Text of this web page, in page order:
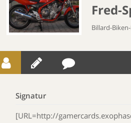
Fred-
Billard-
Signatur
[URL=http://